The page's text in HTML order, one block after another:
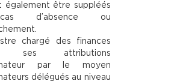
également être suppléés
d’absence ou
chargé des finances
ses attributions
par le moyen
délégués au niveau